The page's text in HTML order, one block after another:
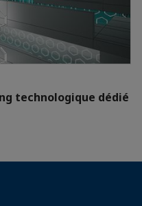
technologique dédié